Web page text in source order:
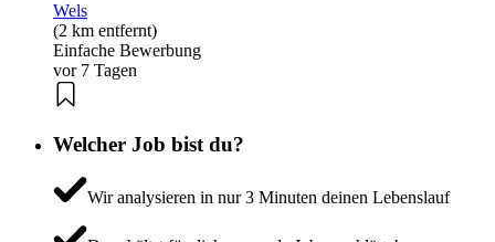
Wels
(2 km entfernt)
Einfache Bewerbung
vor 7 Tagen
Welcher Job bist du?
Wir analysieren in nur 3 Minuten deinen Lebenslauf